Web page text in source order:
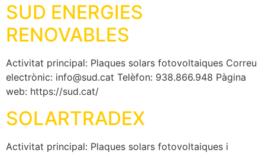
SUD ENERGIES
RENOVABLES
Activitat principal: Plaques solars fotovoltaiques Correu
electrònic: info@sud.cat Telèfon: 938.866.948 Pàgina
web: https://sud.cat/
SOLARTRADEX
Activitat principal: Plaques solars fotovoltaiques i